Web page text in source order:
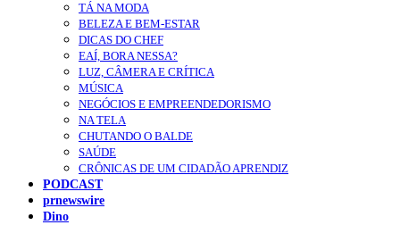
TÁ NA MODA
BELEZA E BEM-ESTAR
DICAS DO CHEF
EAÍ, BORA NESSA?
LUZ, CÂMERA E CRÍTICA
MÚSICA
NEGÓCIOS E EMPREENDEDORISMO
NA TELA
CHUTANDO O BALDE
SAÚDE
CRÔNICAS DE UM CIDADÃO APRENDIZ
PODCAST
prnewswire
Dino